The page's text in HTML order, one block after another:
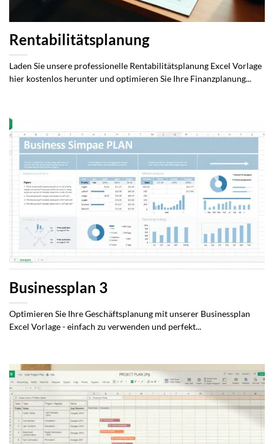
Rentabilitätsplanung
Laden Sie unsere professionelle Rentabilitätsplanung Excel Vorlage
hier kostenlos herunter und optimieren Sie Ihre Finanzplanung...
Businessplan 3
Optimieren Sie Ihre Geschäftsplanung mit unserer Businessplan
Excel Vorlage - einfach zu verwenden und perfekt...